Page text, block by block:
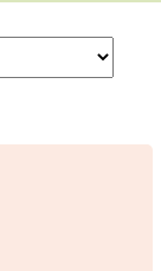
玄米です。